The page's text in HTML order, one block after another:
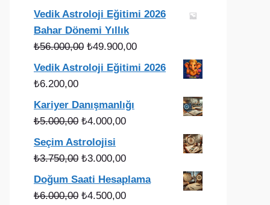
Vedik Astroloji Eğitimi 2026
Bahar Dönemi Yıllık
₺56.000,00 Orijinal
fiyat:
₺49.900,00Şu
andaki
₺49.900,00.
Vedik Astroloji Eğitimi 2026
₺6.200,00
Kariyer Danışmanlığı
₺5.000,00 Orijinal
fiyat:
₺5.000,00.
₺4.000,00Şu
fiyat:
Seçim Astrolojisi
₺3.750,00 Orijinal
fiyat:
₺3.750,00.
₺3.000,00Şu
andaki
fiyat:
Doğum Saati Hesaplama
₺6.000,00 Orijinal
₺4.500,00Şu